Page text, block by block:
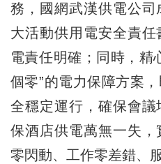
務，國網武漢供電公
大活動供用電安全責
電責任明確；同時，精
個零”的電力保障方案
全穩定運行，確保會
保酒店供電萬無一失
零閃動、工作零差錯、